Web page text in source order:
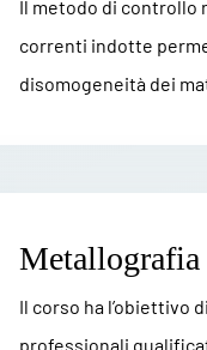
Il metodo di
correnti indotte
disomogeneità dei
Metallografia
Il corso ha l’obiettivo
professionali